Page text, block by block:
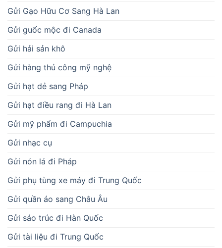
Gửi Gạo Hữu Cơ Sang Hà Lan
Gửi guốc mộc đi Canada
Gửi hải sản khô
Gửi hàng thủ công mỹ nghệ
Gửi hạt dẻ sang Pháp
Gửi hạt điều rang đi Hà Lan
Gửi mỹ phẩm đi Campuchia
Gửi nhạc cụ
Gửi nón lá đi Pháp
Gửi phụ tùng xe máy đi Trung Quốc
Gửi quần áo sang Châu Âu
Gửi sáo trúc đi Hàn Quốc
Gửi tài liệu đi Trung Quốc